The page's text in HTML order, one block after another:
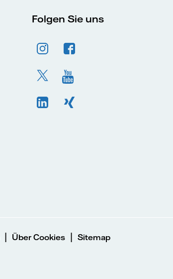
Folgen Sie uns
| Über Cookies | Sitemap